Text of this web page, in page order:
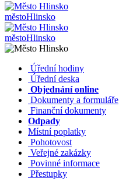
městoHlinsko
městoHlinsko
Úřední hodiny
Úřední deska
Objednání online
Dokumenty a formuláře
Finanční dokumenty
Odpady
Místní poplatky
Pohotovost
Veřejné zakázky
Povinné informace
Přestupky